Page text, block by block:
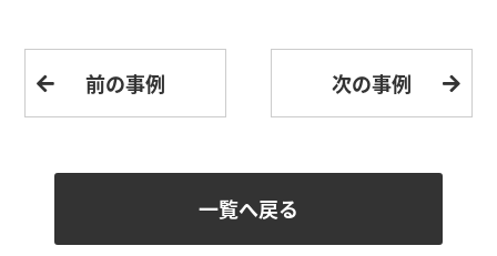
前の事例 次の事例
一覧へ戻る